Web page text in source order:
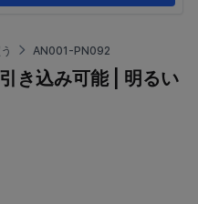
AN001-PN092
き込み可能 | 明るい